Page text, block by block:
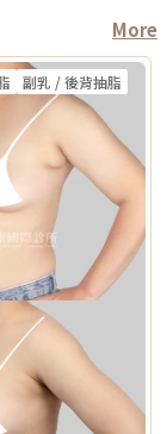
More
副乳 / 後背抽脂